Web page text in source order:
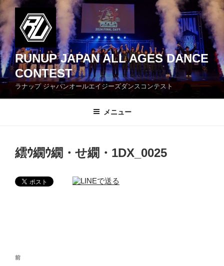
コ
ン
テ
ン
ツ
へ
ス
ッ
RUNUP JAPAN ALL AGES DANCE
CONTEST
ラナップ ジャパンオールエイジーズダンスコンテスト
メニュー
繧ｳ繝ｳ繝・せ繝・1DX_0025
投
前
前